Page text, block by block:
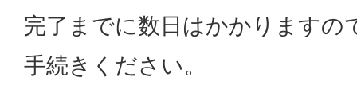
完了までに数日はかかりますの
手続きください。